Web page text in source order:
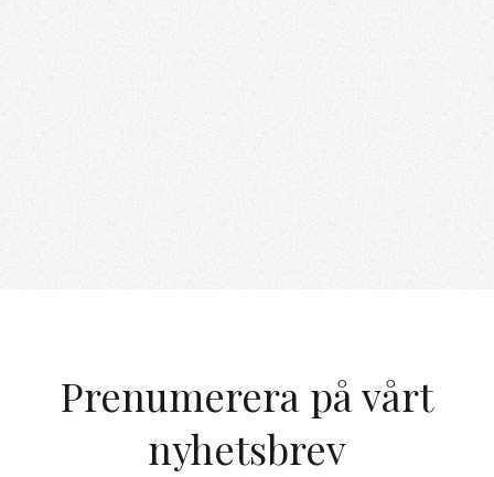
Prenumerera på vårt
nyhetsbrev